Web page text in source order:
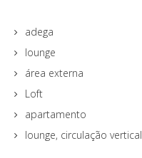
adega
lounge
área externa
Loft
apartamento
lounge, circulação vertical